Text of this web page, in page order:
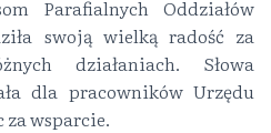
Parafialnych Oddziałów
swoją wielką radość za
działaniach. Słowa
dla pracowników Urzędu
wsparcie.